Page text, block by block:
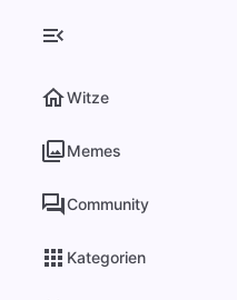
Witze
Memes
Community
Kategorien